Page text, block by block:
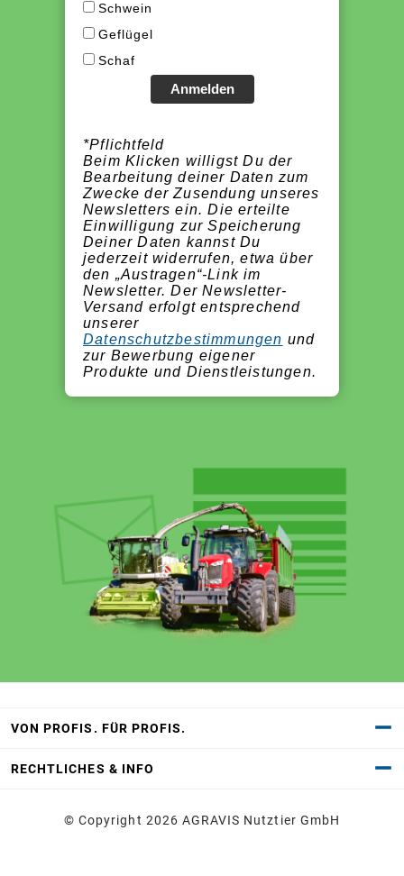
Schwein
Geflügel
Schaf
Anmelden
*Pflichtfeld
Beim Klicken willigst Du der
Bearbeitung deiner Daten zum
Zwecke der Zusendung unseres
Newsletters ein. Die erteilte
Einwilligung zur Speicherung
Deiner Daten kannst Du
jederzeit widerrufen, etwa über
den „Austragen“-Link im
Newsletter. Der Newsletter-
Versand erfolgt entsprechend
unserer
Datenschutzbestimmungen und
zur Bewerbung eigener
Produkte und Dienstleistungen.
VON PROFIS. FÜR PROFIS.
RECHTLICHES & INFO
© Copyright 2026 AGRAVIS Nutztier GmbH